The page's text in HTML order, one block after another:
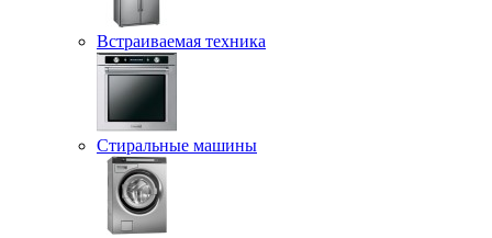
Встраиваемая техника
Стиральные машины